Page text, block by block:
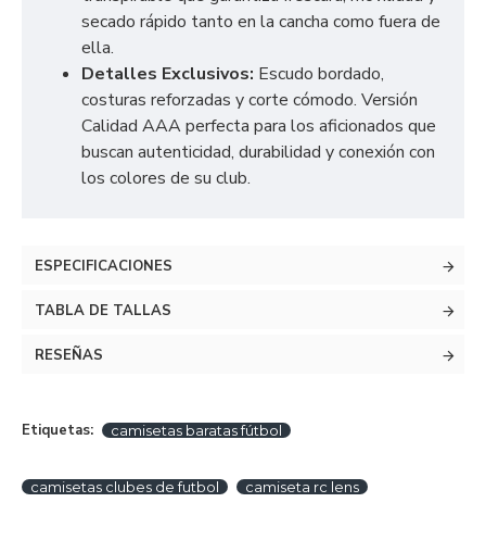
secado rápido tanto en la cancha como fuera de
ella.
Detalles Exclusivos: Escudo bordado,
costuras reforzadas y corte cómodo. Versión
Calidad AAA perfecta para los aficionados que
buscan autenticidad, durabilidad y conexión con
los colores de su club.
ESPECIFICACIONES
TABLA DE TALLAS
RESEÑAS
Etiquetas: camisetas baratas fútbol
camisetas clubes de futbol camiseta rc lens